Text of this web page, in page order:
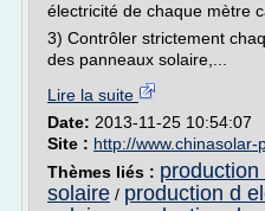
électricité de chaque mètre
3) Contrôler strictement
des panneaux solaire,...
Lire la suite
Date: 2013-11-25 10:54:07
Site : http://www.chinasolar-
Thèmes liés :
solaire / production d